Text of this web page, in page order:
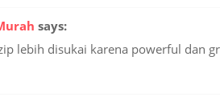
says:
lebih disukai karena powerful dan